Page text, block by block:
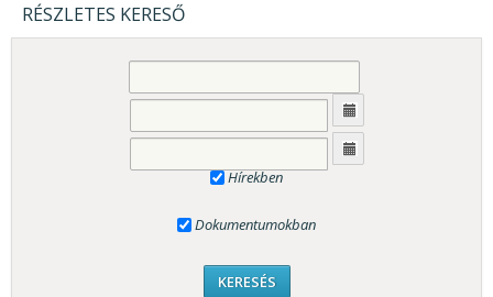
RÉSZLETES KERESŐ
Hírekben
Dokumentumokban